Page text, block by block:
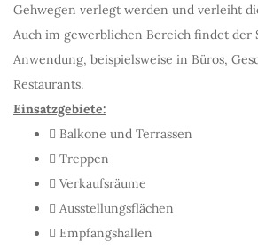
Gehwegen verlegt werden und verleiht
Auch im gewerblichen Bereich findet der
Anwendung, beispielsweise in Büros,
Restaurants.
Einsatzgebiete:
Balkone und Terrassen
Treppen
Verkaufsräume
Ausstellungsflächen
Empfangshallen